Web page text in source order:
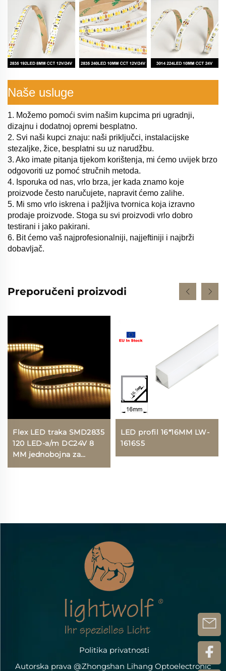
Naše usluge
1. Možemo pomoći svim našim kupcima pri ugradnji,
dizajnu i dodatnoj opremi besplatno.
2. Svi naši kupci znaju: naši priključci, instalacijske
stezaljke, žice, besplatni su uz narudžbu.
3. Ako imate pitanja tijekom korištenja, mi ćemo uvijek brzo
odgovoriti uz pomoć stručnih metoda.
4. Isporuka od nas, vrlo brza, jer kada znamo koje
proizvode često naručujete, napravit ćemo zalihe.
5. Mi smo vrlo iskrena i pažljiva tvornica koja izravno
prodaje proizvode. Stoga su svi proizvodi vrlo dobro
testirani i jako pakirani.
6. Bit ćemo vaš najprofesionalniji, najjeftiniji i najbrži
dobavljač.
Preporučeni proizvodi
Flex LED traka SMD2835
120 LED-a/m DC24V 8
MM jednobojna za
spavaću sobu
LED profil 16*16MM LW-
1616S5
Politika privatnosti
Autorska prava @Zhongshan Lihang Optoelectronic